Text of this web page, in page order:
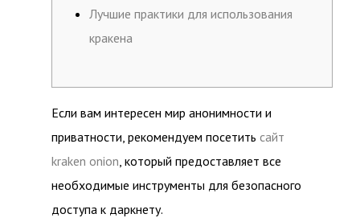
Лучшие практики для использования
кракена
Если вам интересен мир анонимности и
приватности, рекомендуем посетить сайт
kraken onion, который предоставляет все
необходимые инструменты для безопасного
доступа к даркнету.